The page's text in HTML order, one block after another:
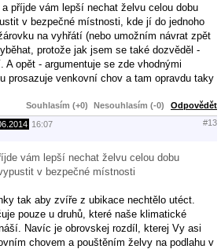
příjde vám lepší nechat želvu celou dobu
v bezpečné místnosti, kde jí do jednoho
na vyhřátí (nebo umožním návrat zpět
protože jak jsem se také dozvěděl -
A opět - argumentuje se zde vhodnými
prosazuje venkovní chov a tam opravdu taky
Souhlasím (+0) Nesouhlasím (-0) Odpovědět
16:07 #13
vám lepší nechat želvu celou dobu
v bezpečné místnosti
tak aby zvíře z ubikace nechtělo utéct.
pouze u druhů, které naše klimatické
Navíc je obrovskej rozdíl, kterej Vy asi
chovem a pouštěním želvy na podlahu v